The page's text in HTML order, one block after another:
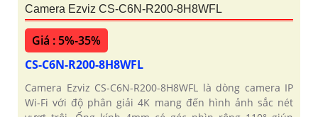
Camera Ezviz CS-C6N-R200-8H8WFL
Giá : 5%-35%
CS-C6N-R200-8H8WFL
Camera Ezviz CS-C6N-R200-8H8WFL là dòng camera IP
Wi-Fi với độ phân giải 4K mang đến hình ảnh sắc nét